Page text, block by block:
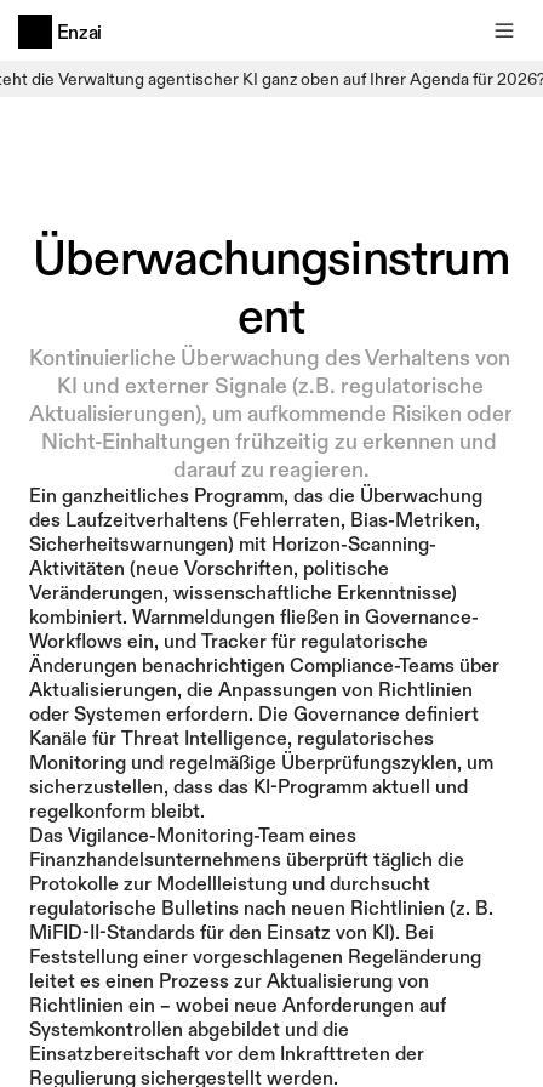
die Verwaltung agentischer KI ganz oben auf Ihrer Agenda für
Enzai
Überwachungsinstrum
ent
Kontinuierliche Überwachung des Verhaltens von
KI und externer Signale (z.B. regulatorische
Aktualisierungen), um aufkommende Risiken oder
Nicht-Einhaltungen frühzeitig zu erkennen und
darauf zu reagieren.
Ein ganzheitliches Programm, das die Überwachung
des Laufzeitverhaltens (Fehlerraten, Bias-Metriken,
Sicherheitswarnungen) mit Horizon-Scanning-
Aktivitäten (neue Vorschriften, politische
Veränderungen, wissenschaftliche Erkenntnisse)
kombiniert. Warnmeldungen fließen in Governance-
Workflows ein, und Tracker für regulatorische
Änderungen benachrichtigen Compliance-Teams über
Aktualisierungen, die Anpassungen von Richtlinien
oder Systemen erfordern. Die Governance definiert
Kanäle für Threat Intelligence, regulatorisches
Monitoring und regelmäßige Überprüfungszyklen, um
sicherzustellen, dass das KI-Programm aktuell und
regelkonform bleibt.
Das Vigilance-Monitoring-Team eines
Finanzhandelsunternehmens überprüft täglich die
Protokolle zur Modellleistung und durchsucht
regulatorische Bulletins nach neuen Richtlinien (z. B.
MiFID-II-Standards für den Einsatz von KI). Bei
Feststellung einer vorgeschlagenen Regeländerung
leitet es einen Prozess zur Aktualisierung von
Richtlinien ein – wobei neue Anforderungen auf
Systemkontrollen abgebildet und die
Einsatzbereitschaft vor dem Inkrafttreten der
Regulierung sichergestellt werden.